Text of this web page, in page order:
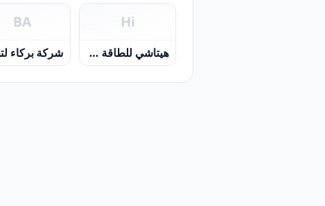
Hi
هيتاشي للطاقة ش م م
BA